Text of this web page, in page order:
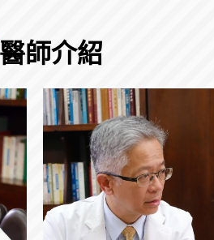
醫師介紹